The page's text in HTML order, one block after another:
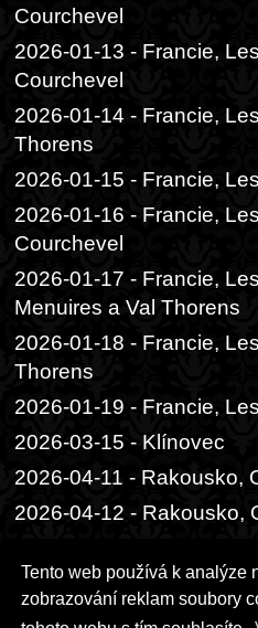
Tento web používá k analýze
zobrazování reklam soubory
Courchevel
2026-01-13 - Francie,
Courchevel
2026-01-14 - Francie,
Thorens
2026-01-15 - Francie,
2026-01-16 - Francie,
Courchevel
2026-01-17 - Francie,
Menuires a Val Thorens
2026-01-18 - Francie,
Thorens
2026-01-19 - Francie,
2026-03-15 - Klínovec
2026-04-11 - Rakousko,
2026-04-12 - Rakousko,
Brzobohatého
2026-06-06 - Praha,